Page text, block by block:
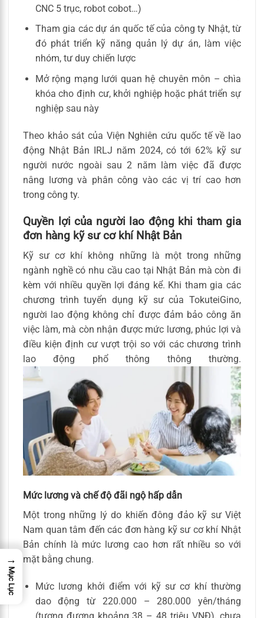
CNC 5 trục, robot cobot…)
Tham gia các dự án quốc tế của công ty Nhật, từ
đó phát triển kỹ năng quản lý dự án, làm việc
nhóm, tư duy chiến lược
Mở rộng mạng lưới quan hệ chuyên môn – chìa
khóa cho định cư, khởi nghiệp hoặc phát triển sự
nghiệp sau này
Theo khảo sát của Viện Nghiên cứu quốc tế về lao
động Nhật Bản IRLJ năm 2024, có tới 62% kỹ sư
người nước ngoài sau 2 năm làm việc đã được
nâng lương và phân công vào các vị trí cao hơn
trong công ty.
Quyền lợi của người lao động khi tham gia
đơn hàng kỹ sư cơ khí Nhật Bản
Kỹ sư cơ khí không những là một trong những
ngành nghề có nhu cầu cao tại Nhật Bản mà còn đi
kèm với nhiều quyền lợi đáng kể. Khi tham gia các
chương trình tuyển dụng kỹ sư của TokuteiGino,
người lao động không chỉ được đảm bảo công ăn
việc làm, mà còn nhận được mức lương, phúc lợi và
điều kiện định cư vượt trội so với các chương trình
lao động phổ thông thông thường.
Mức lương và chế độ đãi ngộ hấp dẫn
Một trong những lý do khiến đông đảo kỹ sư Việt
Nam quan tâm đến các đơn hàng kỹ sư cơ khí Nhật
Bản chính là mức lương cao hơn rất nhiều so với
mặt bằng chung.
Mức lương khởi điểm với kỹ sư cơ khí thường
dao động từ 220.000 – 280.000 yên/tháng
→
Mục Lục